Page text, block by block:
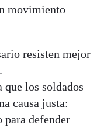
movimiento
resisten mejor
que los soldados
causa justa:
para defender